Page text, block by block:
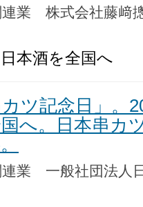
連業 株式会社藤
本酒を全国へ
ツ記念日」。
へ。日本串カ
連業 一般社団法